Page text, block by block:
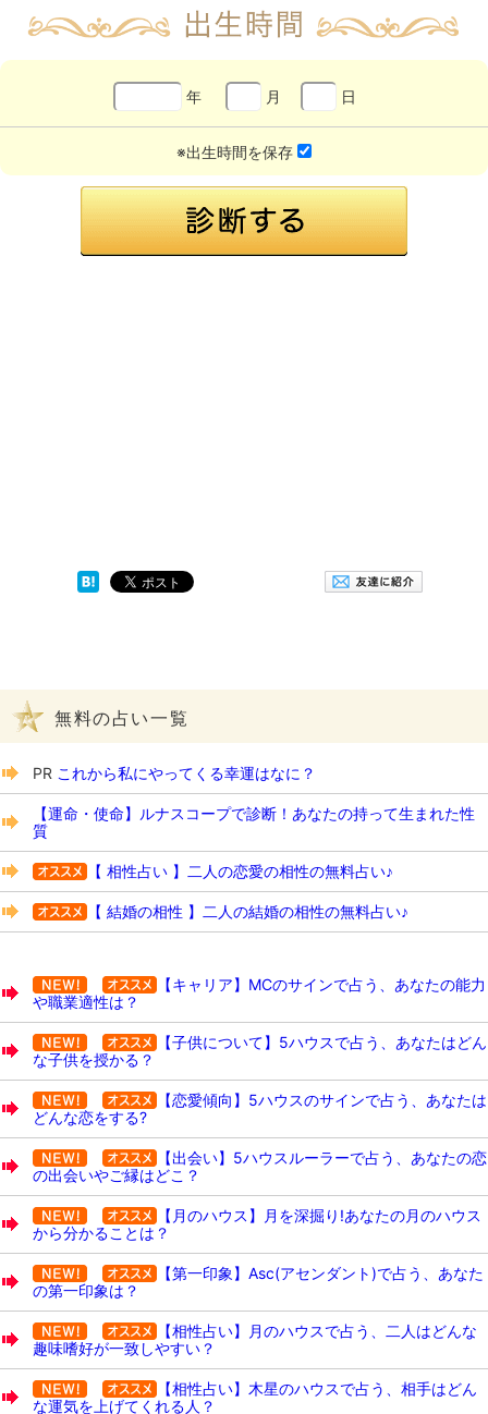
年 月 日
※出生時間を保存
無料の占い一覧
PR これから私にやってくる幸運はなに？
【運命・使命】ルナスコープで診断！あなたの持って生まれた性
質
【 相性占い 】二人の恋愛の相性の無料占い♪
【 結婚の相性 】二人の結婚の相性の無料占い♪
【キャリア】MCのサインで占う、あなたの能力
や職業適性は？
【子供について】5ハウスで占う、あなたはどん
な子供を授かる？
【恋愛傾向】5ハウスのサインで占う、あなたは
どんな恋をする?
【出会い】5ハウスルーラーで占う、あなたの恋
の出会いやご縁はどこ？
【月のハウス】月を深掘り!あなたの月のハウス
から分かることは？
【第一印象】Asc(アセンダント)で占う、あなた
の第一印象は？
【相性占い】月のハウスで占う、二人はどんな
趣味嗜好が一致しやすい？
【相性占い】木星のハウスで占う、相手はどん
な運気を上げてくれる人？